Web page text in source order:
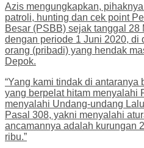
Azis mengungkapkan,
patroli, hunting dan cek point
Besar (PSBB) sejak tanggal 28
dengan periode 1 Juni 2020, di
orang (pribadi) yang hendak
Depok.
“Yang kami tindak di antaranya
yang berpelat hitam menyalahi
menyalahi Undang-undang
Pasal 308, yakni menyalahi
ancamannya adalah kurungan
ribu.”